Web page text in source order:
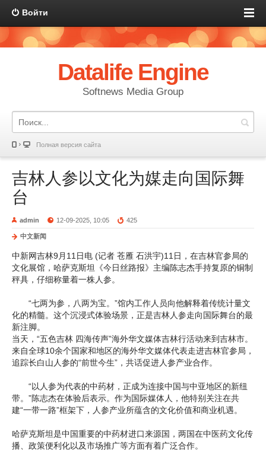
Войти
Datalife Engine
Softnews Media Group
Полная версия сайта
吉林人参以文化为媒走向国际舞
台
admin 12-09-2025, 10:05 425
中文新闻
中新网吉林9月11日电 (记者 苍雁 石洪宇)11日，在吉林官参局的
文化展馆，哈萨克斯坦《今日丝路报》主编陈志杰手持复原的铜制
秤具，仔细称量着一株人参。
“七两为参，八两为宝。”馆内工作人员向他解释着传统计量文
化的精髓。这个沉浸式体验场景，正是吉林人参走向国际舞台的最
新注脚。
当天，“五色吉林 四海传声”海外华文媒体吉林行活动来到吉林市。
来自全球10余个国家和地区的海外华文媒体代表走进吉林官参局，
追踪长白山人参的“前世今生”，共话促进人参产业合作。
“以人参为代表的中药材，正成为连接中国与中亚地区的新纽
带。”陈志杰在体验后表示。作为国际媒体人，他特别关注在共
建“一带一路”框架下，人参产业所蕴含的文化价值和商业机遇。
哈萨克斯坦是中国重要的中药材进口来源国，两国在中医药文化传
播、政策便利化以及市场推广等方面有着广泛合作。